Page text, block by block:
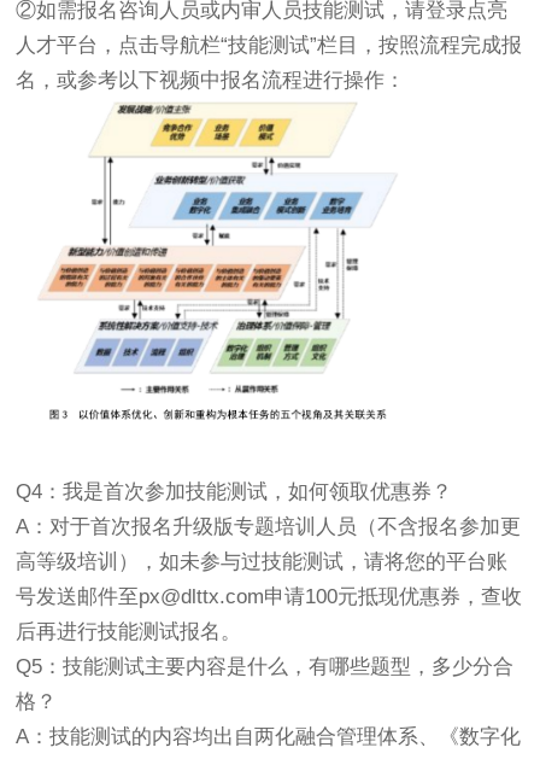
②如需报名咨询人员或内审人员技能测试，请登录点亮
人才平台，点击导航栏“技能测试”栏目，按照流程完成报
名，或参考以下视频中报名流程进行操作：
Q4：我是首次参加技能测试，如何领取优惠券？
A：对于首次报名升级版专题培训人员（不含报名参加更
高等级培训），如未参与过技能测试，请将您的平台账
号发送邮件至px@dlttx.com申请100元抵现优惠券，查收
后再进行技能测试报名。
Q5：技能测试主要内容是什么，有哪些题型，多少分合
格？
A：技能测试的内容均出自两化融合管理体系、《数字化